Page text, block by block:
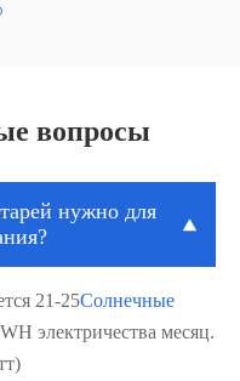
вопросы
нужно для

21-25Солнечные
электричества месяц.